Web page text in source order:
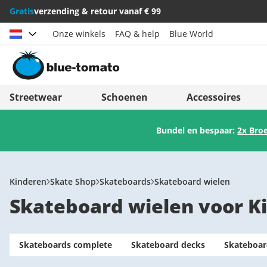
Gratisverzending & retour vanaf € 99
Land kiezen
Österreich
Svizzera (Italiano)
France
Italia (Italiano)
Italien (Deutsch)
Suomi
United Kingdom
Onze winkels FAQ & help Blue World
Streetwear Schoenen Accessoires
Bundel en bespaar:2x
Kinderen Skate Shop Skateboards Skateboard wielen
Skateboard wielen voor
Skateboards complete Skateboard decks